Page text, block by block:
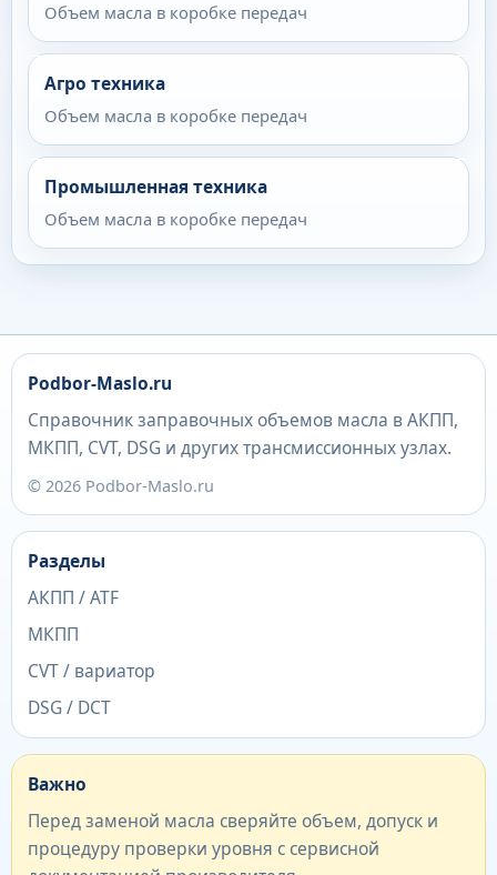
Объем масла в коробке передач
Агро техника
Объем масла в коробке передач
Промышленная техника
Объем масла в коробке передач
Podbor-Maslo.ru
Справочник заправочных объемов масла в АКПП,
МКПП, CVT, DSG и других трансмиссионных узлах.
© 2026 Podbor-Maslo.ru
Разделы
АКПП / ATF
МКПП
CVT / вариатор
DSG / DCT
Важно
Перед заменой масла сверяйте объем, допуск и
процедуру проверки уровня с сервисной